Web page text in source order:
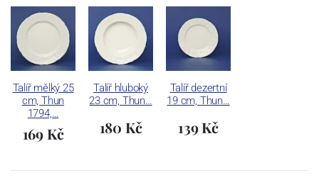
Talíř mělký 25
cm, Thun
1794,…
169 Kč
Talíř hluboký
23 cm, Thun…
180 Kč
Talíř dezertní
19 cm, Thun…
139 Kč